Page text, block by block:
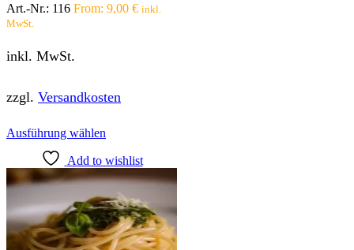
Art.-Nr.: 116 From: 9,00 € inkl.
MwSt.
inkl. MwSt.
zzgl. Versandkosten
Ausführung wählen
weist
mehrere
Varianten
auf.
Die
Optionen
können
Add to wishlist